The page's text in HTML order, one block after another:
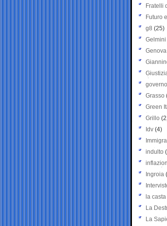
Fratelli
Futuro
g8 (25)
Gelmini
Genova
governo
Grasso
Green
Grillo
Idv (4)
indulto
Ingroia
la casta
La
La